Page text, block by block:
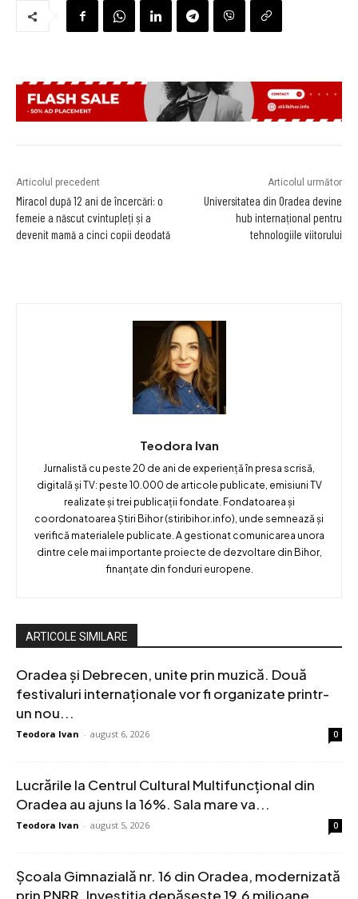
Articolul precedent
Miracol după 12 ani de încercări: o
femeie a născut cvintupleți și a
devenit mamă a cinci copii deodată
Articolul următor
Universitatea din Oradea devine
hub internațional pentru
tehnologiile viitorului
Teodora Ivan
Jurnalistă cu peste 20 de ani de experiență în presa scrisă,
digitală și TV: peste 10.000 de articole publicate, emisiuni TV
realizate și trei publicații fondate. Fondatoarea și
coordonatoarea Știri Bihor (stiribihor.info), unde semnează și
verifică materialele publicate. A gestionat comunicarea unora
dintre cele mai importante proiecte de dezvoltare din Bihor,
finanțate din fonduri europene.
ARTICOLE SIMILARE
Oradea și Debrecen, unite prin muzică. Două
festivaluri internaționale vor fi organizate printr-
un nou...
Teodora Ivan - august 6, 2026 0
Lucrările la Centrul Cultural Multifuncțional din
Oradea au ajuns la 16%. Sala mare va...
Teodora Ivan - august 5, 2026 0
Școala Gimnazială nr. 16 din Oradea, modernizată
prin PNRR. Investiția depășește 19,6 milioane